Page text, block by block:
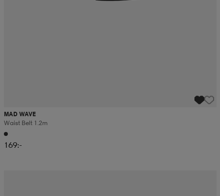
MAD WAVE
Waist Belt 1.2m
169:-